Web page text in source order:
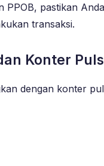
pastikan
transaksi.
Konter
dengan konter